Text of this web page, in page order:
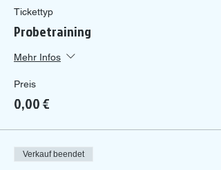
Tickettyp
Probetraining
Mehr Infos
Preis
0,00 €
Verkauf beendet